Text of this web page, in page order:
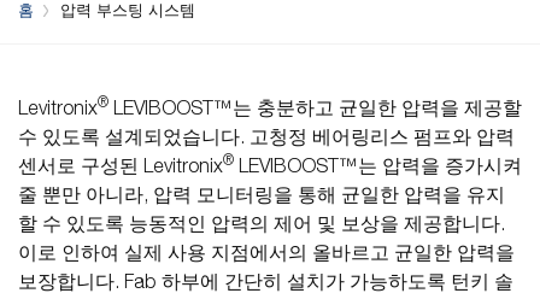
홈 압력 부스팅 시스템
Levitronix® LEVIBOOST™는 충분하고 균일한 압력을 제공할
수 있도록 설계되었습니다. 고청정 베어링리스 펌프와 압력
센서로 구성된 Levitronix® LEVIBOOST™는 압력을 증가시켜
줄 뿐만 아니라, 압력 모니터링을 통해 균일한 압력을 유지
할 수 있도록 능동적인 압력의 제어 및 보상을 제공합니다.
이로 인하여 실제 사용 지점에서의 올바르고 균일한 압력을
보장합니다. Fab 하부에 간단히 설치가 가능하도록 턴키 솔